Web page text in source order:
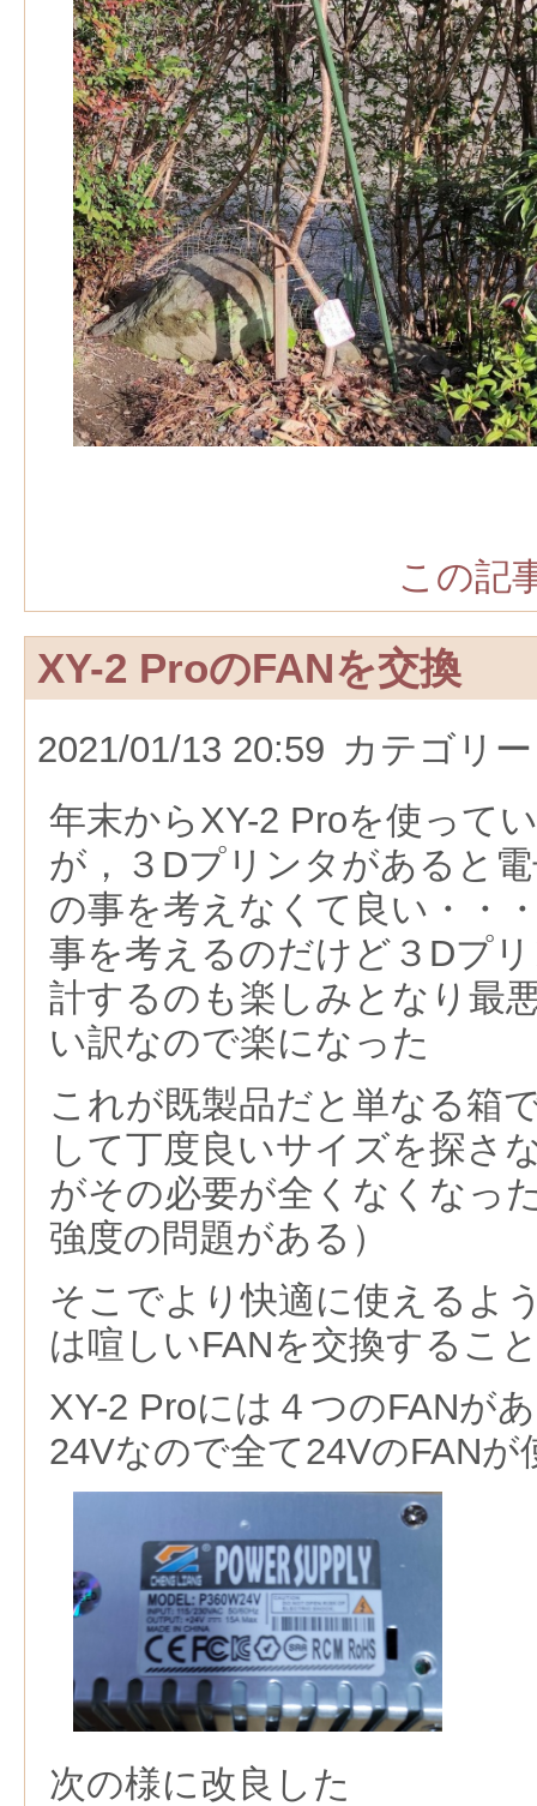
この記
XY-2 ProのFANを交換
2021/01/13 20:59 カテゴリ
年末からXY-2 Proを使って
が，３Dプリンタがあると
の事を考えなくて良い・・
事を考えるのだけど３Dプ
計するのも楽しみとなり最
い訳なので楽になった
これが既製品だと単なる箱
して丁度良いサイズを探さ
がその必要が全くなくなっ
強度の問題がある）
そこでより快適に使えるよ
は喧しいFANを交換するこ
XY-2 Proには４つのFANが
24Vなので全て24VのFANが
次の様に改良した